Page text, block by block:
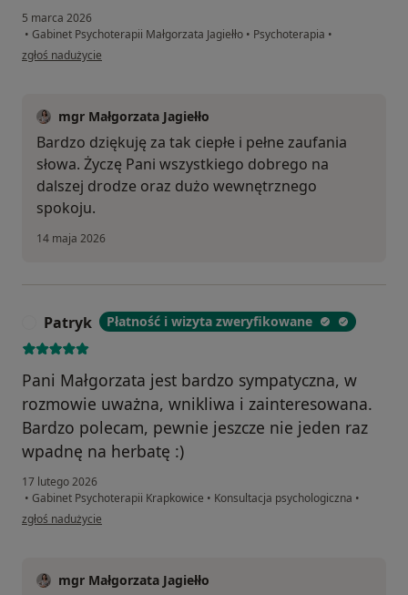
5 marca 2026
• Gabinet Psychoterapii Małgorzata Jagiełło • Psychoterapia •
w opinii użytkownika A
zgłoś nadużycie
mgr Małgorzata Jagiełło
Bardzo dziękuję za tak ciepłe i pełne zaufania
słowa. Życzę Pani wszystkiego dobrego na
dalszej drodze oraz dużo wewnętrznego
spokoju.
14 maja 2026
Patryk Płatność i wizyta zweryfikowane
Pani Małgorzata jest bardzo sympatyczna, w
rozmowie uważna, wnikliwa i zainteresowana.
Bardzo polecam, pewnie jeszcze nie jeden raz
wpadnę na herbatę :)
17 lutego 2026
• Gabinet Psychoterapii Krapkowice • Konsultacja psychologiczna •
w opinii użytkownika Patryk
zgłoś nadużycie
mgr Małgorzata Jagiełło